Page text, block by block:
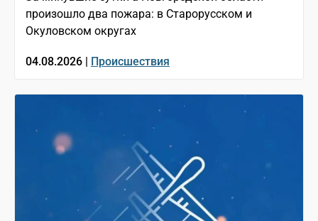
произошло два пожара: в Старорусском и
Окуловском округах
04.08.2026 | Происшествия